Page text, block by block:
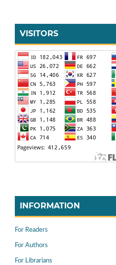
VISITORS
INFORMATION
For Readers
For Authors
For Librarians